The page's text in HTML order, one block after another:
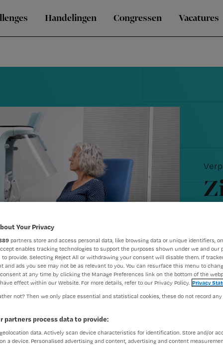
Handelingen Congressen Vacatures
Your Privacy
partners store and access personal data, like browsing data or unique identifiers,
enables tracking technologies to support the purposes shown under we and our
to provide. Selecting Reject All or withdrawing your consent will disable them. If
and ads you see may not be as relevant to you. You can resurface this menu to
at any time by clicking the Manage Preferences link on the bottom of the
effect within our Website. For more details, refer to our Privacy Policy. Privacy
not? Then we only place essential and statistical cookies, these do not record
partners process data to provide:
data. Actively scan device characteristics for identification. Store and/or
a device. Personalised advertising and content, advertising and content